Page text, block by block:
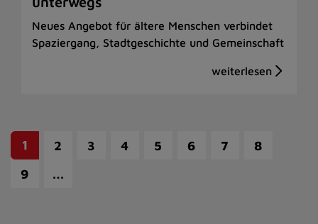
Neues Angebot für ältere Menschen verbindet
Spaziergang, Stadtgeschichte und Gemeinschaft
1 2 3 4 5 6 7
8
9
…